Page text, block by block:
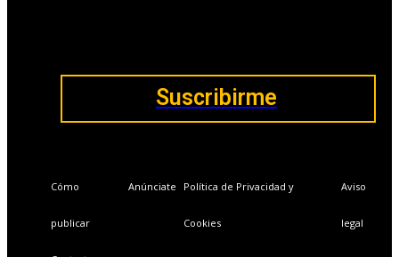
Suscribirme
Cómo
publicar
Anúnciate Política de Privacidad y
Cookies
Aviso
legal